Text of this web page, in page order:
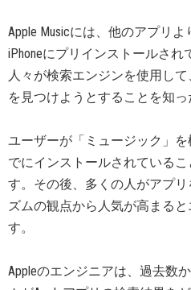
Apple Musicには、他のアプリよ
iPhoneにプリインストールされ
人々が検索エンジンを使用して
を見つけようとすることを知っ
ユーザーが「ミュージック」を
でにインストールされているこ
す。その後、多くの人がアプ
ズムの観点から人気が高まる
す。
Appleのエンジニアは、過去数